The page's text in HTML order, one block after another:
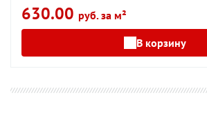
630.00 руб. за м²
В корзину